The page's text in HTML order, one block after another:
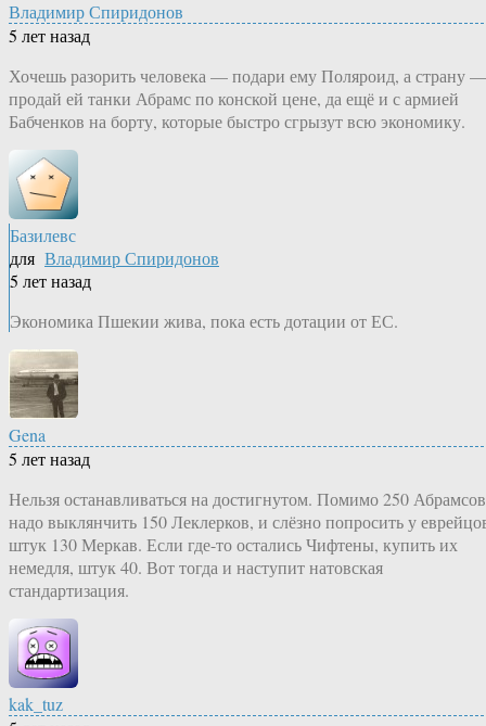
Владимир Спиридонов
5 лет назад
Хочешь разорить человека — подари ему Поляроид, а страну —
продай ей танки Абрамс по конской цене, да ещё и с армией
Бабченков на борту, которые быстро сгрызут всю экономику.
Базилевс
для Владимир Спиридонов
5 лет назад
Экономика Пшекии жива, пока есть дотации от ЕС.
Gena
5 лет назад
Нельзя останавливаться на достигнутом. Помимо 250 Абрамсов
надо выклянчить 150 Леклерков, и слёзно попросить у
штук 130 Меркав. Если где-то остались Чифтены, купить их
немедля, штук 40. Вот тогда и наступит натовская
стандартизация.
kak_tuz